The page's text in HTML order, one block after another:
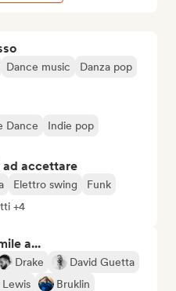
Dance music
Danza pop
Dance
Indie pop
ad accettare
Elettro swing
Funk
+4
a...
Drake
David Guetta
Lewis
Bruklin